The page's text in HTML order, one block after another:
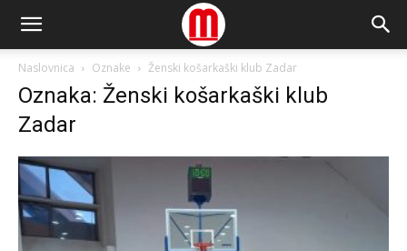
Naslovnica Oznake Ženski košarkaški klub Zadar
Oznaka: Ženski košarkaški klub
Zadar